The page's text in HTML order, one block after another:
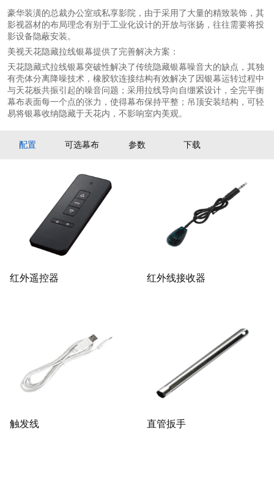
豪华装潢的总裁办公室或私享影院，由于采用了大量的精致装饰，其
影视器材的布局理念有别于工业化设计的开放与张扬，往往需要将投
影设备隐蔽安装。
美视天花隐藏拉线银幕提供了完善解决方案：
天花隐藏式拉线银幕突破性解决了传统隐藏银幕噪音大的缺点，其独
有壳体分离降噪技术，橡胶软连接结构有效解决了因银幕运转过程中
与天花板共振引起的噪音问题；采用拉线导向自绷紧设计，全完平衡
幕布表面每一个点的张力，使得幕布保持平整；吊顶安装结构，可轻
易将银幕收纳隐藏于天花内，不影响室内美观。
配置 可选幕布 参数 下载
红外遥控器 红外线接收器
触发线 直管扳手